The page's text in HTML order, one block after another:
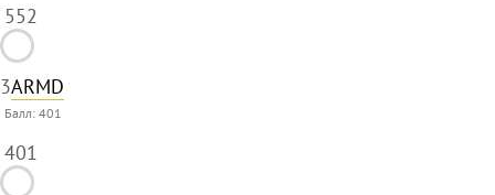
552
3ARMD
Балл:401
401